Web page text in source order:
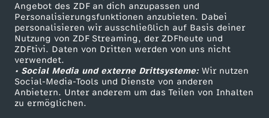
Angebot des ZDF an dich anzupassen und
Personalisierungsfunktionen anzubieten. Dabei
personalisieren wir ausschließlich auf Basis deiner
Nutzung von ZDF Streaming, der ZDFheute und
ZDFtivi. Daten von Dritten werden von uns nicht
verwendet.
• Social Media und externe Drittsysteme:Wir nutzen
Social-Media-Tools und Dienste von anderen
Anbietern. Unter anderem um das Teilen von Inhalten
zu ermöglichen.
D
e
r
s
TV-Programm
ZDF Unternehmen
Karriere